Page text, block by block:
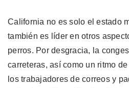
California no es solo el estado
también es líder en otros
perros. Por desgracia, la
carreteras, así como un ritmo
los trabajadores de correos y